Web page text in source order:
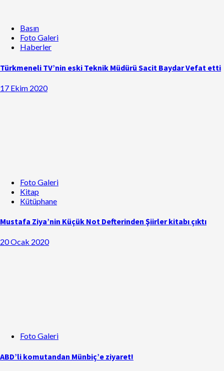
Basın
Foto Galeri
Haberler
Türkmeneli TV’nin eski Teknik Müdürü Sacit Baydar Vefat etti
17 Ekim 2020
Foto Galeri
Kitap
Kütüphane
Mustafa Ziya’nin Küçük Not Defterinden Şiirler kitabı çıktı
20 Ocak 2020
Foto Galeri
ABD’li komutandan Münbiç’e ziyaret!